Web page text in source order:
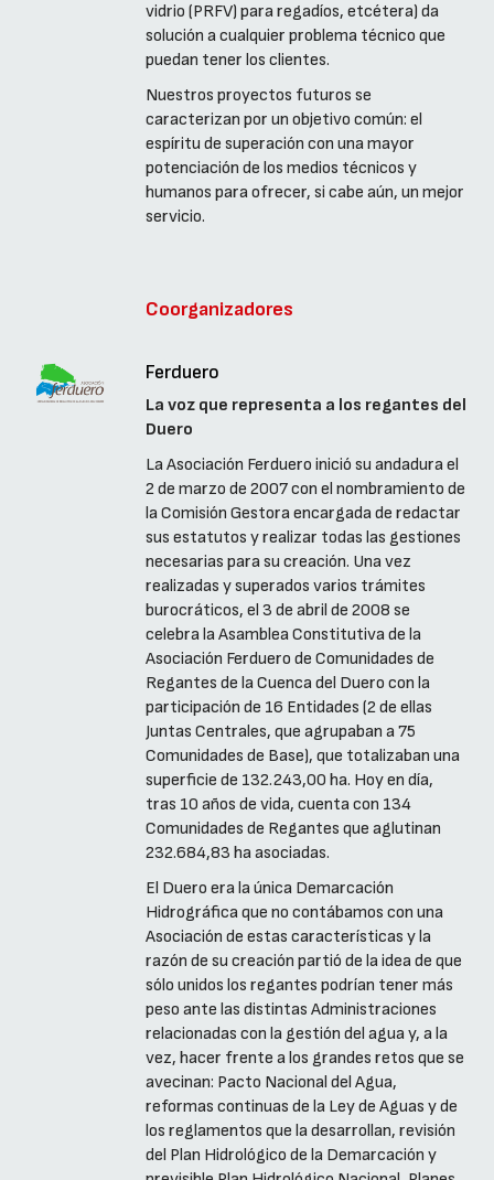
vidrio (PRFV) para regadíos, etcétera) da
solución a cualquier problema técnico que
puedan tener los clientes.
Nuestros proyectos futuros se
caracterizan por un objetivo común: el
espíritu de superación con una mayor
potenciación de los medios técnicos y
humanos para ofrecer, si cabe aún, un mejor
servicio.
Coorganizadores
Ferduero
La voz que representa a los regantes del
Duero
La Asociación Ferduero inició su andadura el
2 de marzo de 2007 con el nombramiento de
la Comisión Gestora encargada de redactar
sus estatutos y realizar todas las gestiones
necesarias para su creación. Una vez
realizadas y superados varios trámites
burocráticos, el 3 de abril de 2008 se
celebra la Asamblea Constitutiva de la
Asociación Ferduero de Comunidades de
Regantes de la Cuenca del Duero con la
participación de 16 Entidades (2 de ellas
Juntas Centrales, que agrupaban a 75
Comunidades de Base), que totalizaban una
superficie de 132.243,00 ha. Hoy en día,
tras 10 años de vida, cuenta con 134
Comunidades de Regantes que aglutinan
232.684,83 ha asociadas.
El Duero era la única Demarcación
Hidrográfica que no contábamos con una
Asociación de estas características y la
razón de su creación partió de la idea de que
sólo unidos los regantes podrían tener más
peso ante las distintas Administraciones
relacionadas con la gestión del agua y, a la
vez, hacer frente a los grandes retos que se
avecinan: Pacto Nacional del Agua,
reformas continuas de la Ley de Aguas y de
los reglamentos que la desarrollan, revisión
del Plan Hidrológico de la Demarcación y